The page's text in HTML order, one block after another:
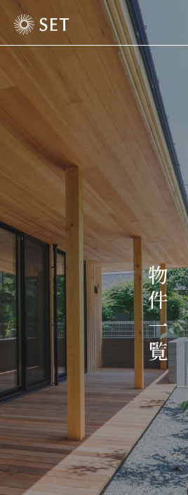
物
件
一
覧
事業一覧
お客様の声
マガジン
お知らせ・イベント
スタッフ紹介
プライバシーポリシー
採用情報